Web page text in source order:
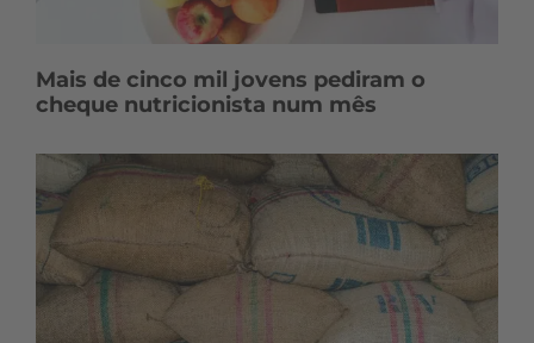
Mais de cinco mil jovens pediram o
cheque nutricionista num mês